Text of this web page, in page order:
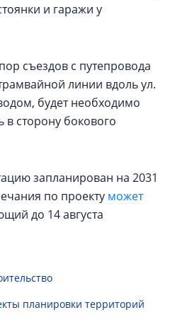
и гаражи у
съездов с путепровода
линии вдоль ул.
будет необходимо
в сторону бокового
запланирован на 2031
по проекту может
до 14 августа
планировки территорий